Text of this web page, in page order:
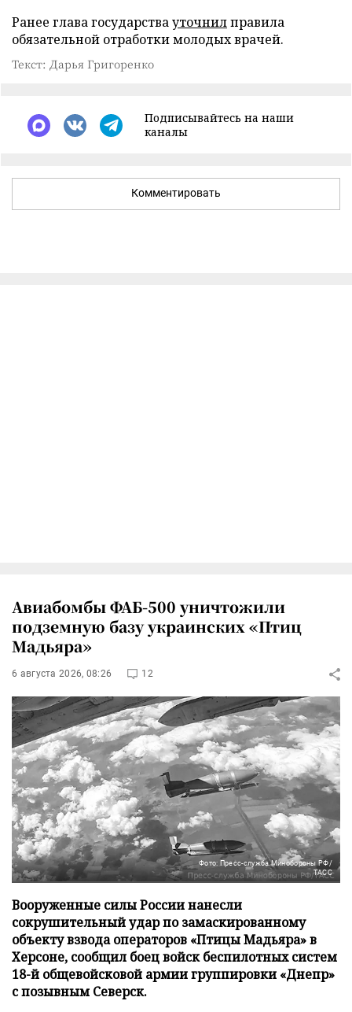
Ранее глава государствауточнилправила
обязательной отработки молодых врачей.
Текст: Дарья Григоренко
Подписывайтесь на наши
каналы
Комментировать
Авиабомбы ФАБ-500 уничтожили
подземную базу украинских «Птиц
Мадьяра»
6 августа 2026, 08:26 12
Фото: Пресс-служба Минобороны РФ/
ТАСС
Вооруженные силы России нанесли
сокрушительный удар по замаскированному
объекту взвода операторов «Птицы Мадьяра» в
Херсоне, сообщил боец войск беспилотных систем
18-й общевойсковой армии группировки «Днепр»
с позывным Северск.